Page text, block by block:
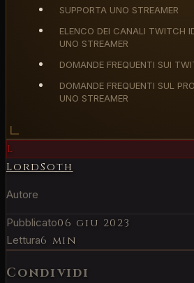
SUPPORTA UNO STREAMER
ELENCO DEI CANALI TWITCH
UNO STREAMER
DOMANDE FREQUENTI SUI
DOMANDE FREQUENTI SUL
UNO STREAMER
L
LordSoth
Autore
Pubblicato06 giu 2023
Lettura6 min
Condividi